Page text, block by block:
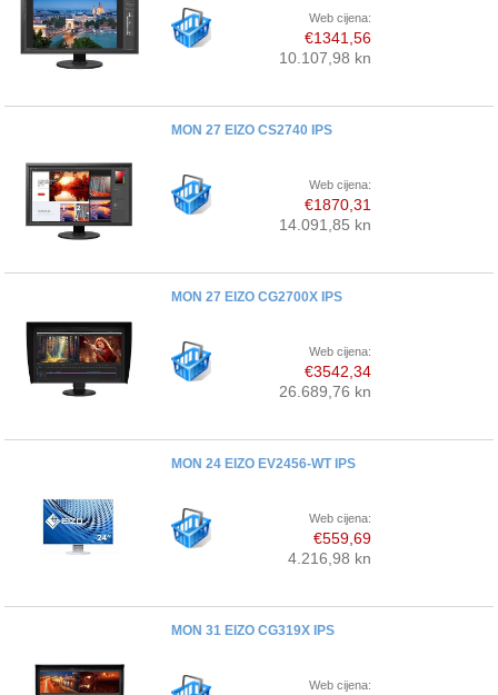
Web cijena:
€1341,56
10.107,98 kn
MON 27 EIZO CS2740 IPS
Web cijena:
€1870,31
14.091,85 kn
MON 27 EIZO CG2700X IPS
Web cijena:
€3542,34
26.689,76 kn
MON 24 EIZO EV2456-WT IPS
Web cijena:
€559,69
4.216,98 kn
MON 31 EIZO CG319X IPS
Web cijena: